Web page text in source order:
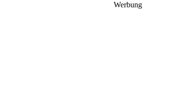
Werbung